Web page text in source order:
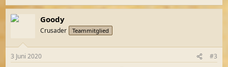
Goody
Crusader Teammitglied
3 Juni 2020 #3